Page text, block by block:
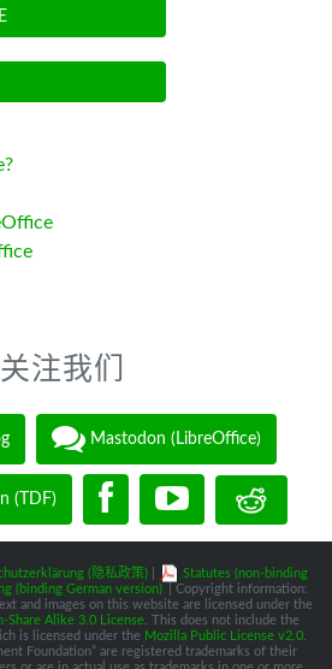
关注我们
Mastodon (LibreOffice)
(TDF)
(隐私政策)|
Statutes (non-binding
(binding German version)
| Copyright information:
and images on this website are licensed under the
Share Alike 3.0 License . This does not include the
is licensed under the Mozilla Public License v2.0
Foundation” are registered trademarks of their